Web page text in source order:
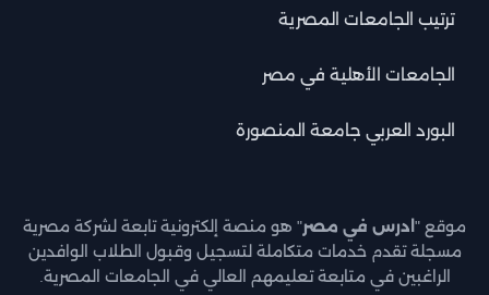
ترتيب الجامعات المصرية
الجامعات الأهلية في مصر
البورد العربي جامعة المنصورة
موقع " ادرس في مصر" هو منصة إلكترونية تابعة لشركة مصرية
مسجلة تقدم خدمات متكاملة لتسجيل وقبول الطلاب الوافدين
الراغبين في متابعة تعليمهم العالي في الجامعات المصرية.